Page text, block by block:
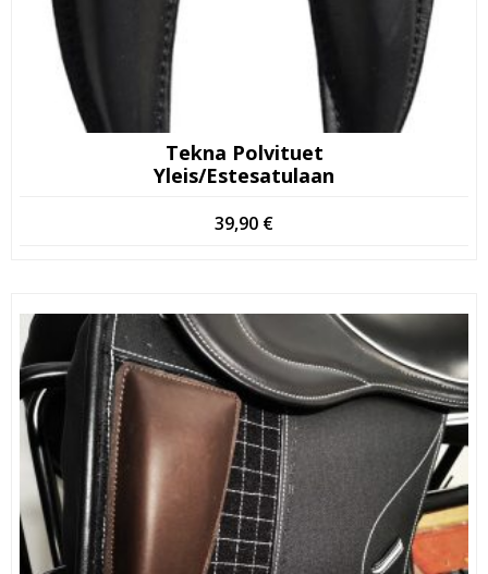
Tekna Polvituet
Yleis/estesatulaan
39,90 €